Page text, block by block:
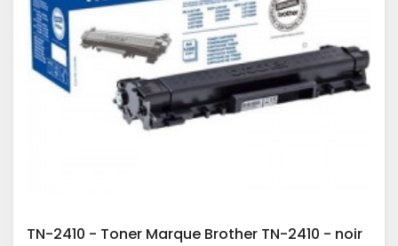
TN-2410 - Toner Marque Brother TN-2410 - noir